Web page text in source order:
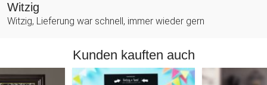
Witzig
Witzig, Lieferung war schnell, immer wieder gern
Kunden kauften auch